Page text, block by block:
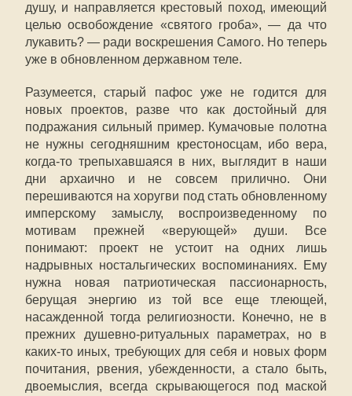
душу, и направляется крестовый поход, имеющий
целью освобождение «святого гроба», — да что
лукавить? — ради воскрешения Самого. Но теперь
уже в обновленном державном теле.
Разумеется, старый пафос уже не годится для
новых проектов, разве что как достойный для
подражания сильный пример. Кумачовые полотна
не нужны сегодняшним крестоносцам, ибо вера,
когда-то трепыхавшаяся в них, выглядит в наши
дни архаично и не совсем прилично. Они
перешиваются на хоругви под стать обновленному
имперскому замыслу, воспроизведенному по
мотивам прежней «верующей» души. Все
понимают: проект не устоит на одних лишь
надрывных ностальгических воспоминаниях. Ему
нужна новая патриотическая пассионарность,
берущая энергию из той все еще тлеющей,
насажденной тогда религиозности. Конечно, не в
прежних душевно-ритуальных параметрах, но в
каких-то иных, требующих для себя и новых форм
почитания, рвения, убежденности, а стало быть,
двоемыслия, всегда скрывающегося под маской